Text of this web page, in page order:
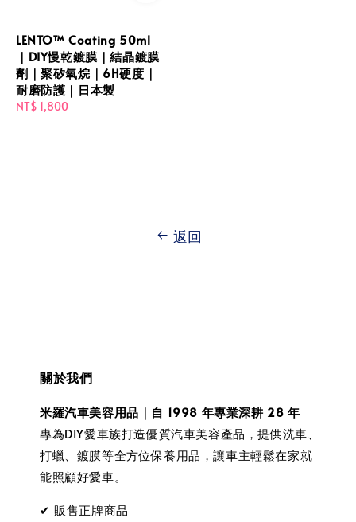
LENTO™ Coating 50ml
｜DIY慢乾鍍膜｜結晶鍍膜
劑｜聚矽氧烷｜6H硬度｜
耐磨防護｜日本製
Regular
NT$ 1,800
返回
關於我們
米羅汽車美容用品｜自 1998 年專業深耕 28 年
專為DIY愛車族打造優質汽車美容產品，提供洗車、
打蠟、鍍膜等全方位保養用品，讓車主輕鬆在家就
能照顧好愛車。
✔ 販售正牌商品